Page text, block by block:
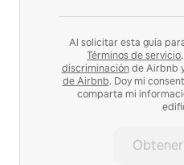
Al solicitar esta guía
Términos de servicio
discriminación de Airbnb
de Airbnb. Doy mi
comparta mi